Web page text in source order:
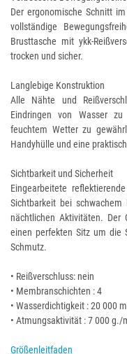
Der ergonomische Schnitt
vollständige
Brusttasche mit ykk-
trocken und sicher.
Langlebige Konstruktion
Alle Nähte und
Eindringen von Wasser
feuchtem Wetter zu
Handyhülle und eine
Sichtbarkeit und Sicherheit
Eingearbeitete
Sichtbarkeit bei
nächtlichen Aktivitäten.
einen perfekten Sitz um die
Schmutz.
• Reißverschluss: nein
• Membranschichten : 4
• Wasserdichtigkeit : 20 000
• Atmungsaktivität : 7 000 g./
Größenleitfaden